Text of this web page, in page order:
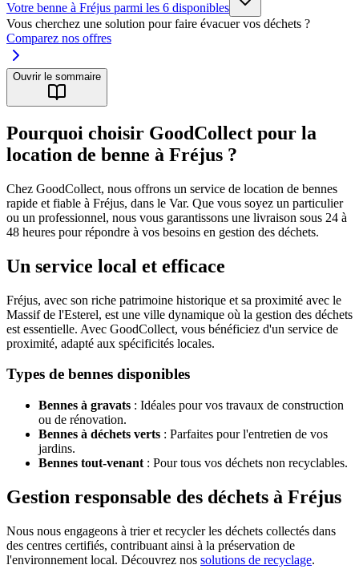
Votre benne à Fréjus parmi les 6 disponibles
Vous cherchez une solution pour faire évacuer vos déchets ?
Comparez nos offres
Ouvrir le sommaire
Pourquoi choisir GoodCollect pour la
location de benne à Fréjus ?
Chez GoodCollect, nous offrons un service de location de bennes
rapide et fiable à Fréjus, dans le Var. Que vous soyez un particulier
ou un professionnel, nous vous garantissons une livraison sous 24 à
48 heures pour répondre à vos besoins en gestion des déchets.
Un service local et efficace
Fréjus, avec son riche patrimoine historique et sa proximité avec le
Massif de l'Esterel, est une ville dynamique où la gestion des déchets
est essentielle. Avec GoodCollect, vous bénéficiez d'un service de
proximité, adapté aux spécificités locales.
Types de bennes disponibles
Bennes à gravats : Idéales pour vos travaux de construction
ou de rénovation.
Bennes à déchets verts : Parfaites pour l'entretien de vos
jardins.
Bennes tout-venant : Pour tous vos déchets non recyclables.
Gestion responsable des déchets à Fréjus
Nous nous engageons à trier et recycler les déchets collectés dans
des centres certifiés, contribuant ainsi à la préservation de
l'environnement local. Découvrez nos solutions de recyclage.